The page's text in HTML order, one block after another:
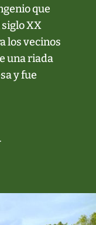
que
XX
los vecinos
una riada
y fue